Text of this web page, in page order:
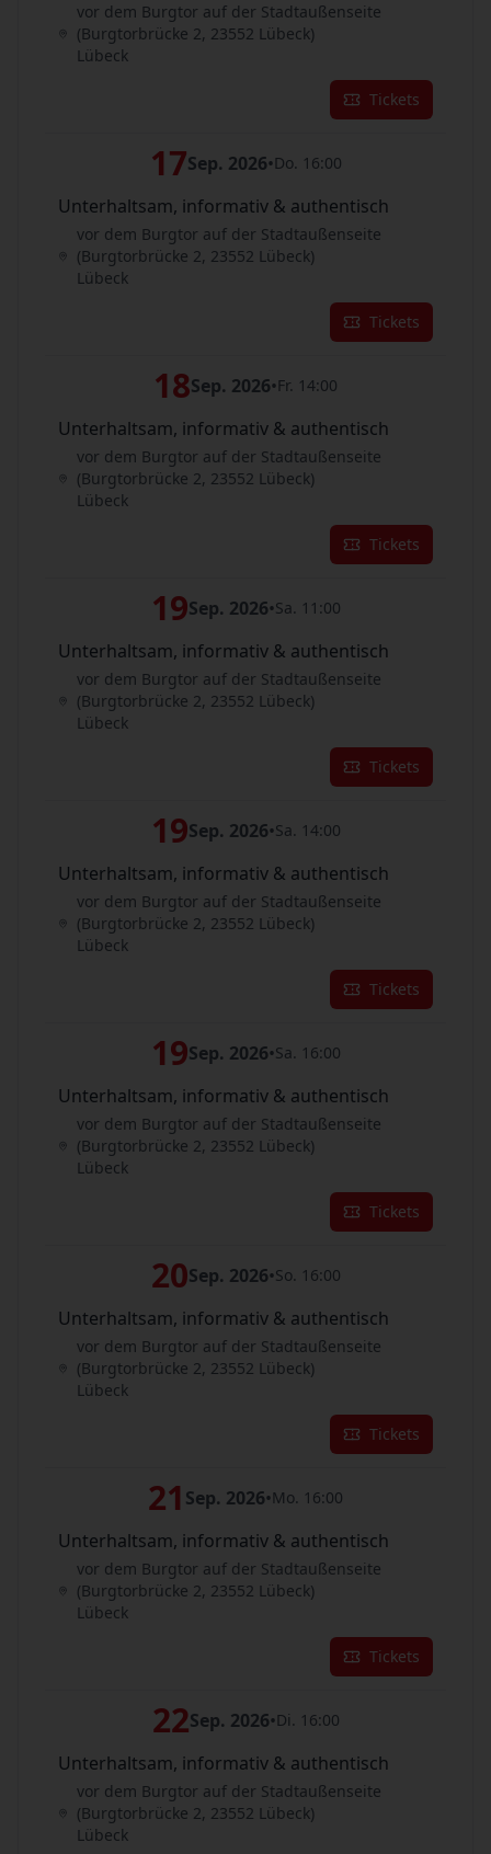
vor dem Burgtor auf der Stadtaußenseite
(Burgtorbrücke 2, 23552 Lübeck)
Lübeck
Tickets
17Sep. 2026•Do. 16:00
Unterhaltsam, informativ & authentisch
vor dem Burgtor auf der Stadtaußenseite
(Burgtorbrücke 2, 23552 Lübeck)
Lübeck
Tickets
18Sep. 2026•Fr. 14:00
Unterhaltsam, informativ & authentisch
vor dem Burgtor auf der Stadtaußenseite
(Burgtorbrücke 2, 23552 Lübeck)
Lübeck
Tickets
19Sep. 2026•Sa. 11:00
Unterhaltsam, informativ & authentisch
vor dem Burgtor auf der Stadtaußenseite
(Burgtorbrücke 2, 23552 Lübeck)
Lübeck
Tickets
19Sep. 2026•Sa. 14:00
Unterhaltsam, informativ & authentisch
vor dem Burgtor auf der Stadtaußenseite
(Burgtorbrücke 2, 23552 Lübeck)
Lübeck
Tickets
19Sep. 2026•Sa. 16:00
Unterhaltsam, informativ & authentisch
vor dem Burgtor auf der Stadtaußenseite
(Burgtorbrücke 2, 23552 Lübeck)
Lübeck
Tickets
20Sep. 2026•So. 16:00
Unterhaltsam, informativ & authentisch
vor dem Burgtor auf der Stadtaußenseite
(Burgtorbrücke 2, 23552 Lübeck)
Lübeck
Tickets
21 Sep. 2026•Mo. 16:00
Unterhaltsam, informativ & authentisch
vor dem Burgtor auf der Stadtaußenseite
(Burgtorbrücke 2, 23552 Lübeck)
Lübeck
Tickets
22Sep. 2026•Di. 16:00
Unterhaltsam, informativ & authentisch
vor dem Burgtor auf der Stadtaußenseite
(Burgtorbrücke 2, 23552 Lübeck)
Lübeck